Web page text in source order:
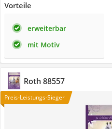
Vorteile
erweiterbar
mit Motiv
Roth 88557
Preis-Leistungs-Sieger